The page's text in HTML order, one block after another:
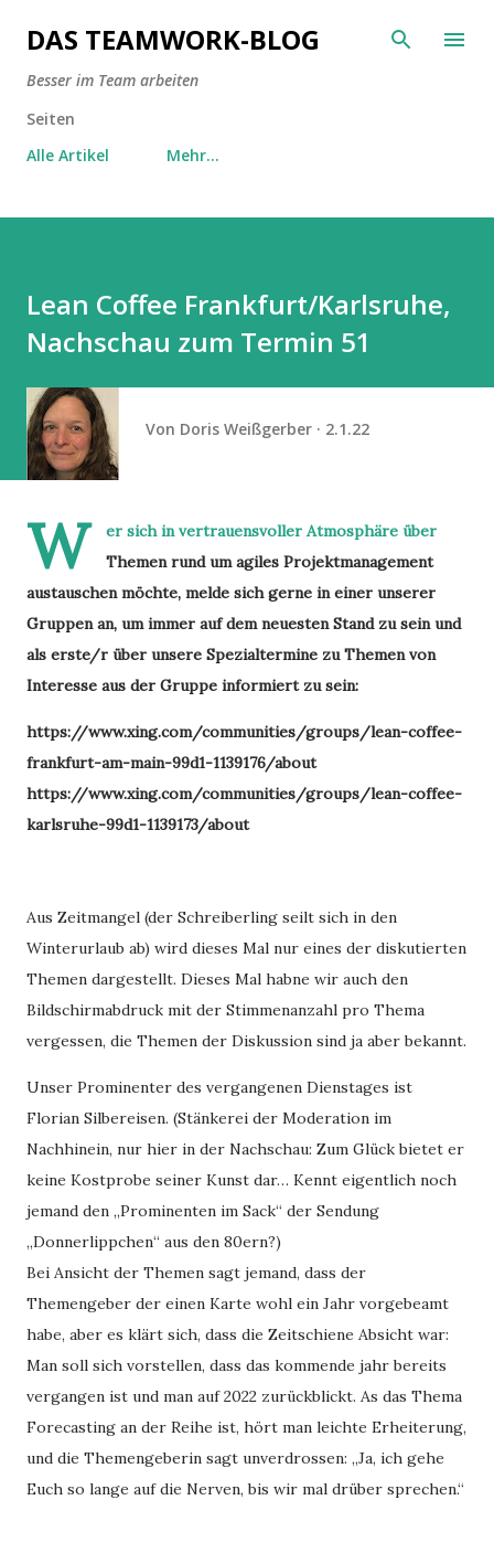
Direkt zum Hauptbereich
DAS TEAMWORK-BLOG
Besser im Team arbeiten
Seiten
Alle Artikel
Mehr…
Lean Coffee Frankfurt/Karlsruhe,
Nachschau zum Termin 51
Von Doris Weißgerber 2.1.22
W
er sich in vertrauensvoller Atmosphäre über
Themen rund um agiles Projektmanagement
austauschen möchte, melde sich gerne in einer unserer
Gruppen an, um immer auf dem neuesten Stand zu sein und
als erste/r über unsere Spezialtermine zu Themen von
Interesse aus der Gruppe informiert zu sein:
https://www.xing.com/communities/groups/lean-coffee-
frankfurt-am-main-99d1-1139176/about
https://www.xing.com/communities/groups/lean-coffee-
karlsruhe-99d1-1139173/about
Aus Zeitmangel (der Schreiberling seilt sich in den
Winterurlaub ab) wird dieses Mal nur eines der diskutierten
Themen dargestellt. Dieses Mal habne wir auch den
Bildschirmabdruck mit der Stimmenanzahl pro Thema
vergessen, die Themen der Diskussion sind ja aber bekannt.
Unser Prominenter des vergangenen Dienstages ist
Florian Silbereisen. (Stänkerei der Moderation im
Nachhinein, nur hier in der Nachschau: Zum Glück bietet er
keine Kostprobe seiner Kunst dar… Kennt eigentlich noch
jemand den „Prominenten im Sack“ der Sendung
„Donnerlippchen“ aus den 80ern?)
Bei Ansicht der Themen sagt jemand, dass der
Themengeber der einen Karte wohl ein Jahr vorgebeamt
habe, aber es klärt sich, dass die Zeitschiene Absicht war:
Man soll sich vorstellen, dass das kommende jahr bereits
vergangen ist und man auf 2022 zurückblickt. As das Thema
Forecasting an der Reihe ist, hört man leichte Erheiterung,
und die Themengeberin sagt unverdrossen: „Ja, ich gehe
Euch so lange auf die Nerven, bis wir mal drüber sprechen.“